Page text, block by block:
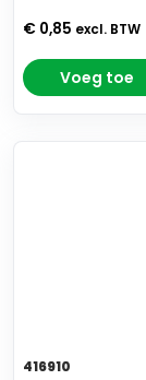
€ 0,85 excl. BTW
Voeg toe
416910